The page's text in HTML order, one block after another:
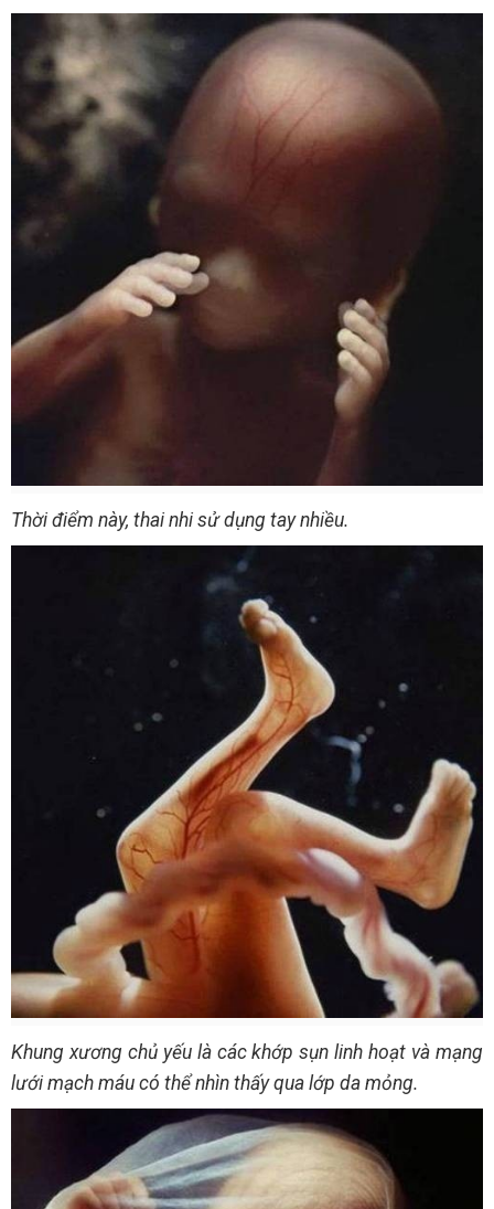
Thời điểm này, thai nhi sử dụng tay nhiều.
Khung xương chủ yếu là các khớp sụn linh hoạt và mạng
lưới mạch máu có thể nhìn thấy qua lớp da mỏng.